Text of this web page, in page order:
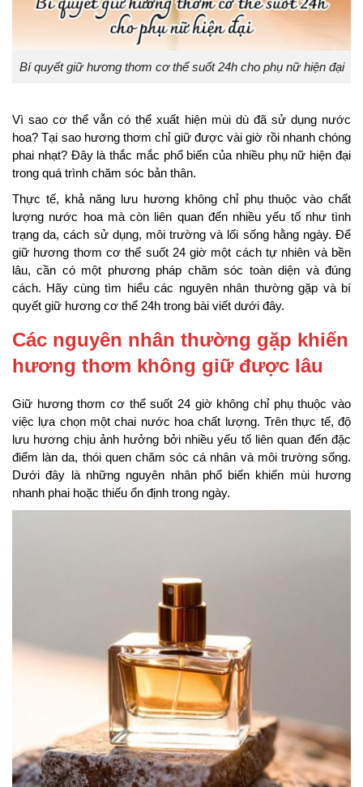
Bí quyết giữ hương thơm cơ thể suốt 24h cho phụ nữ hiện đại
Vì sao cơ thể vẫn có thể xuất hiện mùi dù đã sử dụng nước
hoa? Tại sao hương thơm chỉ giữ được vài giờ rồi nhanh chóng
phai nhạt? Đây là thắc mắc phổ biến của nhiều phụ nữ hiện đại
trong quá trình chăm sóc bản thân.
Thực tế, khả năng lưu hương không chỉ phụ thuộc vào chất
lượng nước hoa mà còn liên quan đến nhiều yếu tố như tình
trạng da, cách sử dụng, môi trường và lối sống hằng ngày. Để
giữ hương thơm cơ thể suốt 24 giờ một cách tự nhiên và bền
lâu, cần có một phương pháp chăm sóc toàn diện và đúng
cách. Hãy cùng tìm hiểu các nguyên nhân thường gặp và bí
quyết giữ hương cơ thể 24h trong bài viết dưới đây.
Các nguyên nhân thường gặp khiến
hương thơm không giữ được lâu
Giữ hương thơm cơ thể suốt 24 giờ không chỉ phụ thuộc vào
việc lựa chọn một chai nước hoa chất lượng. Trên thực tế, độ
lưu hương chịu ảnh hưởng bởi nhiều yếu tố liên quan đến đặc
điểm làn da, thói quen chăm sóc cá nhân và môi trường sống.
Dưới đây là những nguyên nhân phổ biến khiến mùi hương
nhanh phai hoặc thiếu ổn định trong ngày.